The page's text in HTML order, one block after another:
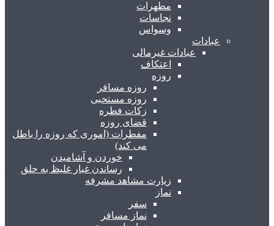
مطهرات
نجاسات
وسواس
عبادات
عبادات غیرمالی
اعتکاف
روزه
روزه مسافر
روزه مستحبی
زکات فطره
قضای روزه
مفطرات (اموری که روزه را باطل
می کند)
خوردن و آشامیدن
رساندن غبار غلیظ به حلق
زیارت مشاهد مشرفه
نماز
سفر
نماز مسافر